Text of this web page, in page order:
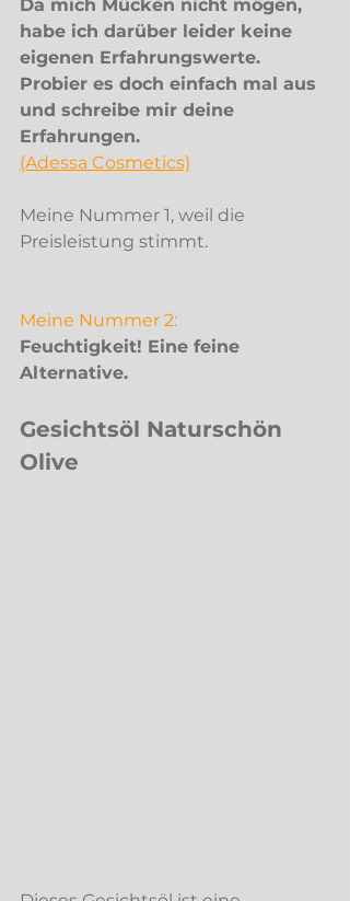
Da mich Mücken nicht mögen,
habe ich darüber leider keine
eigenen Erfahrungswerte.
Probier es doch einfach mal aus
und schreibe mir deine
Erfahrungen.
(Adessa Cosmetics)
Meine Nummer 1, weil die
Preisleistung stimmt.
Meine Nummer 2:
Feuchtigkeit! Eine feine
Alternative.
Gesichtsöl Naturschön
Olive